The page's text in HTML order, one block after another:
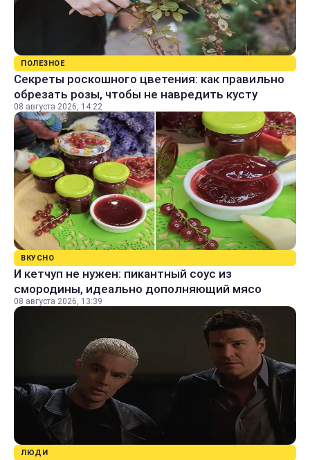
ПОЛЕЗНОЕ
Секреты роскошного цветения: как правильно
обрезать розы, чтобы не навредить кусту
08 августа 2026, 14:22
ВКУСНО
И кетчуп не нужен: пикантный соус из
смородины, идеально дополняющий мясо
08 августа 2026, 13:39
ЛЮДИ